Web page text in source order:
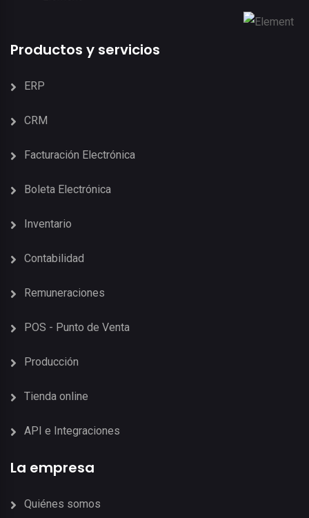
Productos y servicios
ERP
CRM
Facturación Electrónica
Boleta Electrónica
Inventario
Contabilidad
Remuneraciones
POS - Punto de Venta
Producción
Tienda online
API e Integraciones
La empresa
Quiénes somos